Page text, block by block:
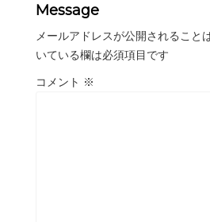
Message
メールアドレスが公開されること
いている欄は必須項目です
コメント ※